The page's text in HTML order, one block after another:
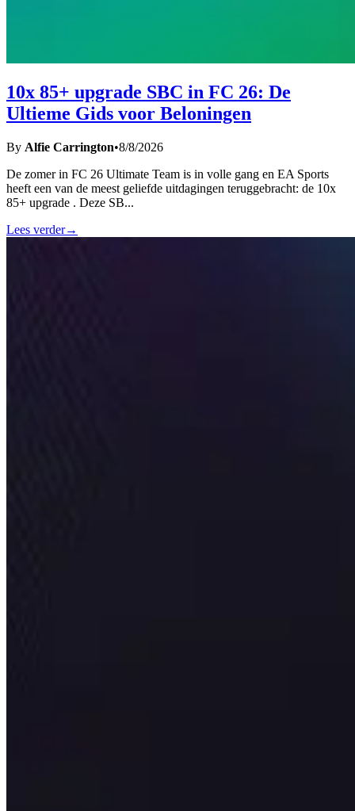
10x 85+ upgrade SBC in FC 26: De
Ultieme Gids voor Beloningen
By Alfie Carrington•8/8/2026
De zomer in FC 26 Ultimate Team is in volle gang en EA Sports
heeft een van de meest geliefde uitdagingen teruggebracht: de 10x
85+ upgrade . Deze SB...
Lees verder→